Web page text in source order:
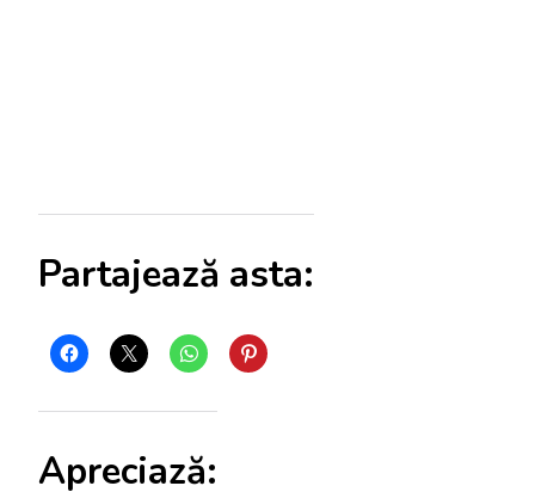
Partajează asta:
Apreciază: